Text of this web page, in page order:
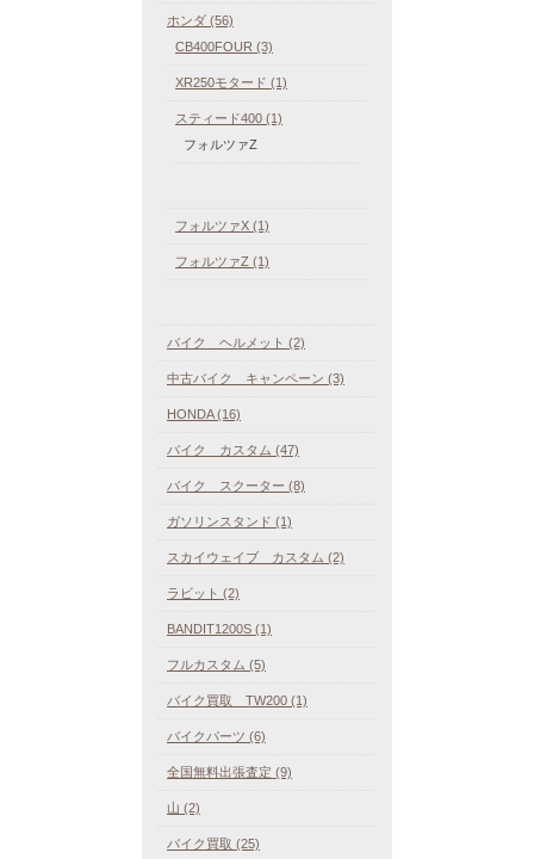
ホンダ (56)
CB400FOUR (3)
XR250モタード (1)
スティード400 (1)
フォルツァZ
フォルツァX (1)
フォルツァZ (1)
バイク ヘルメット (2)
中古バイク キャンペーン (3)
HONDA (16)
バイク カスタム (47)
バイク スクーター (8)
ガソリンスタンド (1)
スカイウェイブ カスタム (2)
ラビット (2)
BANDIT1200S (1)
フルカスタム (5)
バイク買取 TW200 (1)
バイクパーツ (6)
全国無料出張査定 (9)
山 (2)
バイク買取 (25)